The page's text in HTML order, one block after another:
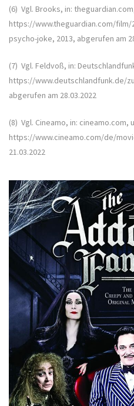
(6) Vgl. Brooks, in:
https://www.theguardian.com/
psycho-joke, 2013, abgerufen am
(7) Vgl. Feldvoß, in:
https://www.deutschlandfunk.de/
abgerufen am 28.03.2022
(8) Vgl. Cineamo, in: cineamo.com,
https://www.cineamo.com/de/
21.03.2022